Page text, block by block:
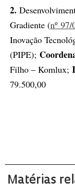
2.
Gradiente (nº 97/
Inovação
(PIPE);
Filho – Komlux;
79.500,00